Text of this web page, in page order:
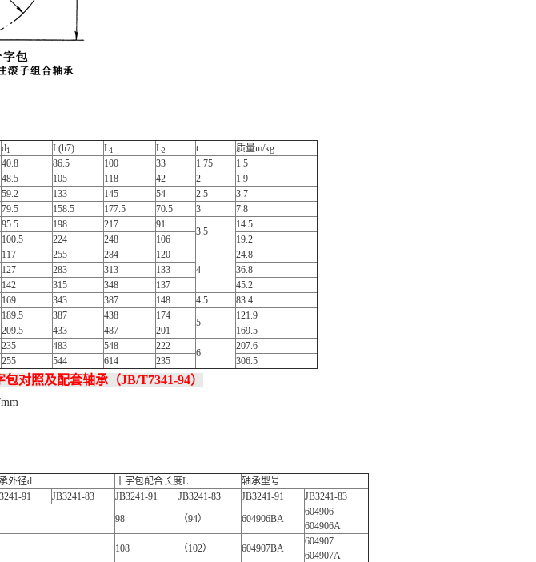
d1 L(h7) L1 L2 t
质量m/kg
40.8 86.5 100 33 1.75
1.5
48.5 105 118 42 2
1.9
59.2 133 145 54 2.5
3.7
79.5 158.5 177.5 70.5 3
7.8
95.5 198 217 91
3.5
14.5
100.5 224 248 106
19.2
117 255 284
120
4
24.8
127 283 313 133
36.8
142 315 348 137
45.2
169 343 387 148 4.5
83.4
189.5 387 438 174
5
121.9
209.5 433 487 201
169.5
235 483 548 222
6
207.6
255 544 614 235 306.5
对照及配套轴承（JB/T7341-94）
外径d 十字包配合长度L
轴承型号
91 JB3241-83 JB3241-91 JB3241-83 JB3241-91
JB3241-83
98 （94） 604906BA
604906
604906A
108 （102） 604907BA
604907
604907A